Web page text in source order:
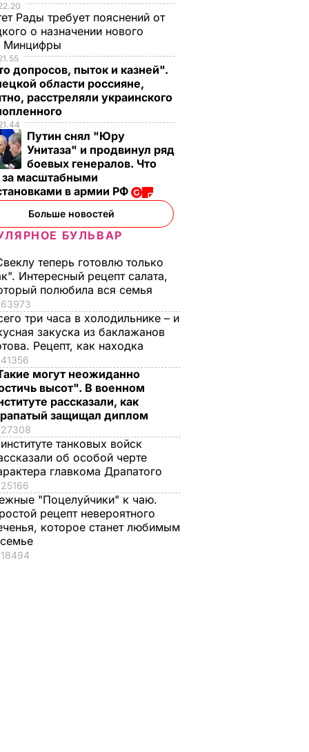
Рады требует пояснений от
о назначении нового
Минцифры
допросов, пыток и казней".
области россияне,
расстреляли украинского
Путин снял "Юру
Унитаза" и продвинул ряд
боевых генералов. Что
за масштабными
в армии РФ
Больше новостей
БУЛЬВАР
теперь готовлю только
Интересный рецепт салата,
полюбила вся семья
63973
три часа в холодильнике – и
закуска из баклажанов
Рецепт, как находка
41356
могут неожиданно
высот". В военном
рассказали, как
защищал диплом
27308
танковых войск
об особой черте
главкома Драпатого
25166
"Поцелуйчики" к чаю.
рецепт невероятного
которое станет любимым
18494